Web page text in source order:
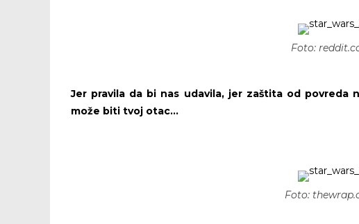
Foto:
Jer pravila da bi nas udavila, jer zaštita od povreda
može biti tvoj otac…
Foto: